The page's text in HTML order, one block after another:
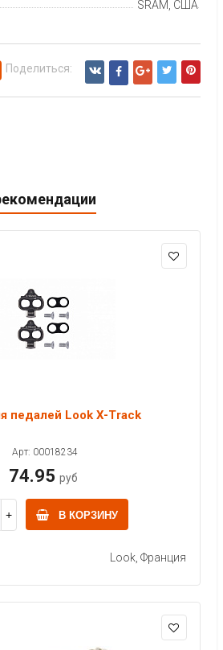
SRAM, США
Поделиться:
педалей Look X-Track
Арт: 00018234
74.95 руб
В КОРЗИНУ
Look, Франция